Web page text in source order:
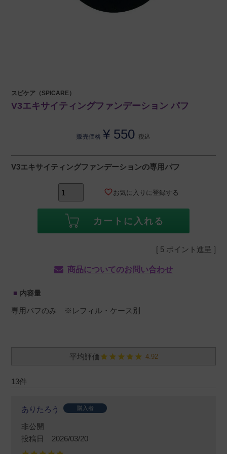
スピケア（SPICARE）
V3エキサイティングファンデーション パフ
販売価格 ¥ 550 税込
V3エキサイティングファンデーションの専用パフ
お気に入りに登録する
カートに入れる
[ 5 ポイント進呈 ]
商品についてのお問い合わせ
内容量
専用パフのみ ※レフィル・ケース別
4.92
13
ありたろう 購入者
非公開
投稿日
2026/03/20